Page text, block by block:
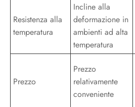
Resistenza alla
temperatura
Incline alla
deformazione in
ambienti ad alta
temperatura
Prezzo
Prezzo
relativamente
conveniente